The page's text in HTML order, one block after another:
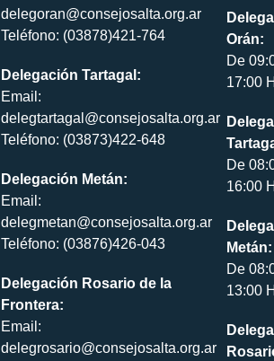
delegoran@consejosalta.org.ar
Teléfono: (03878)421-764
Delegación Tartagal:
Email:
delegtartagal@consejosalta.org.ar
Teléfono: (03873)422-648
Delegación Metán:
Email:
delegmetan@consejosalta.org.ar
Teléfono: (03876)426-043
Delegación Rosario de la
Frontera:
Email:
delegrosario@consejosalta.org.ar
Orán:
De
17:00
De
16:00
Metán:
De
13:00